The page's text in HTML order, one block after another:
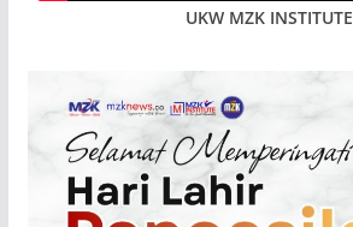
UKW MZK INSTITUTE